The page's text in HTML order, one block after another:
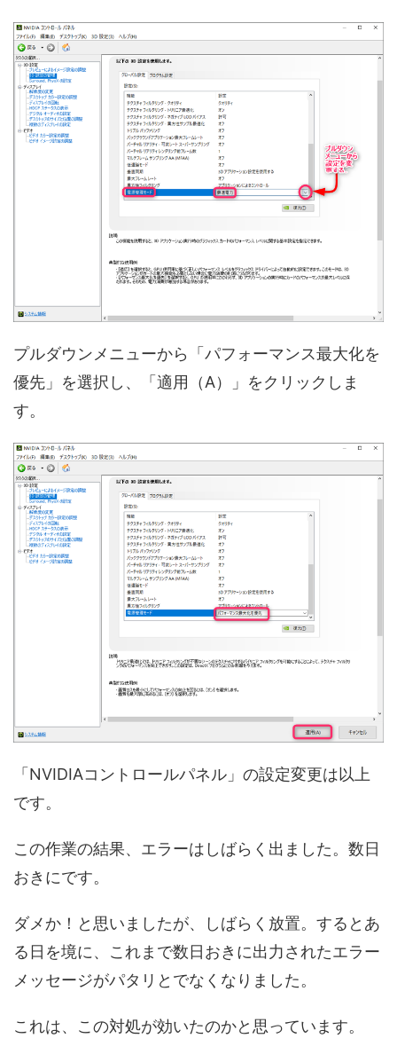
プルダウンメニューから「パフォーマンス最大化を
優先」を選択し、「適用（A）」をクリックしま
す。
「NVIDIAコントロールパネル」の設定変更は以上
です。
この作業の結果、エラーはしばらく出ました。数日
おきにです。
ダメか！と思いましたが、しばらく放置。するとあ
る日を境に、これまで数日おきに出力されたエラー
メッセージがパタリとでなくなりました。
これは、この対処が効いたのかと思っています。